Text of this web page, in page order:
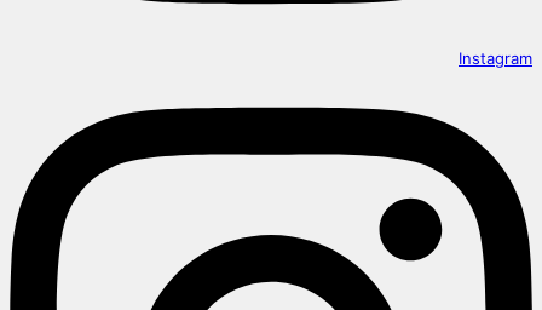
Instagram